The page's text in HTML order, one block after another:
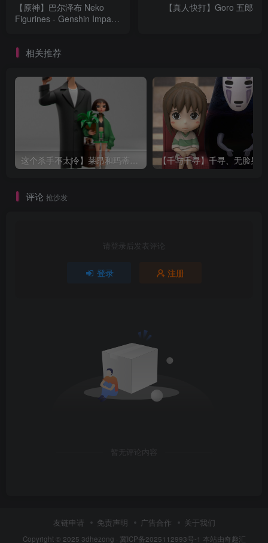
【原神】巴尔泽布 Neko
Figurines - Genshin Impact
【真人快打】Goro 五郎
相关推荐
评论 抢沙发
请登录后发表评论
登录 注册
暂无评论内容
友链申请 免责声明 广告合作 关于我们
Copyright © 2025 3dhezong · 冀ICP备2025112993号-1 本站由奇趣汇